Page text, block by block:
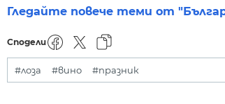
Гледайте повече теми от
Сподели
#лоза #вино #празник